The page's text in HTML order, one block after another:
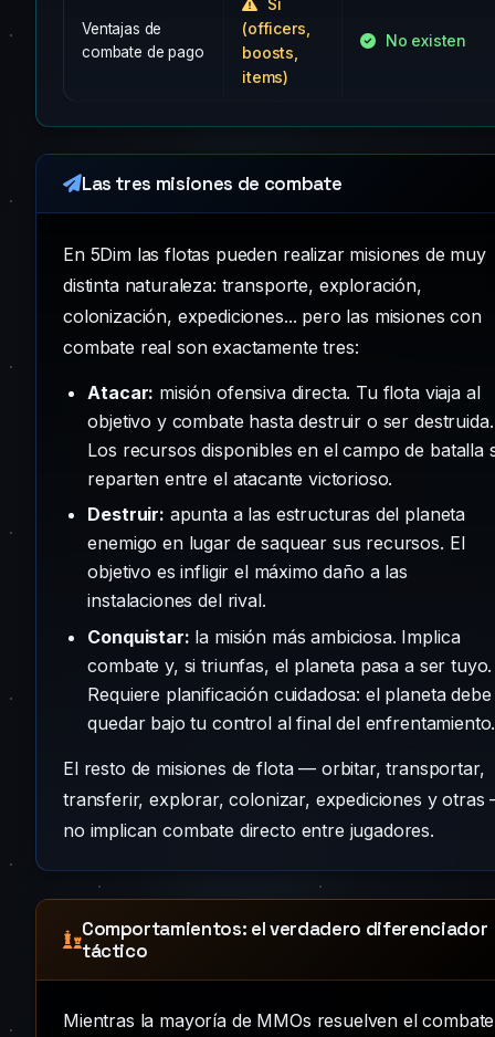
Ventajas de
combate de pago
(officers,
boosts,
items)
No existen
Las tres misiones de combate
En 5Dim las flotas pueden realizar misiones de muy
distinta naturaleza: transporte, exploración,
colonización, expediciones... pero las misiones con
combate real son exactamente tres:
Atacar: misión ofensiva directa. Tu flota viaja al
objetivo y combate hasta destruir o ser destruida.
Los recursos disponibles en el campo de batalla
reparten entre el atacante victorioso.
Destruir: apunta a las estructuras del planeta
enemigo en lugar de saquear sus recursos. El
objetivo es infligir el máximo daño a las
instalaciones del rival.
Conquistar: la misión más ambiciosa. Implica
combate y, si triunfas, el planeta pasa a ser tuyo.
Requiere planificación cuidadosa: el planeta debe
quedar bajo tu control al final del enfrentamiento.
El resto de misiones de flota — orbitar, transportar,
transferir, explorar, colonizar, expediciones y
no implican combate directo entre jugadores.
Comportamientos: el verdadero diferenciador
táctico
Mientras la mayoría de MMOs resuelven el combate